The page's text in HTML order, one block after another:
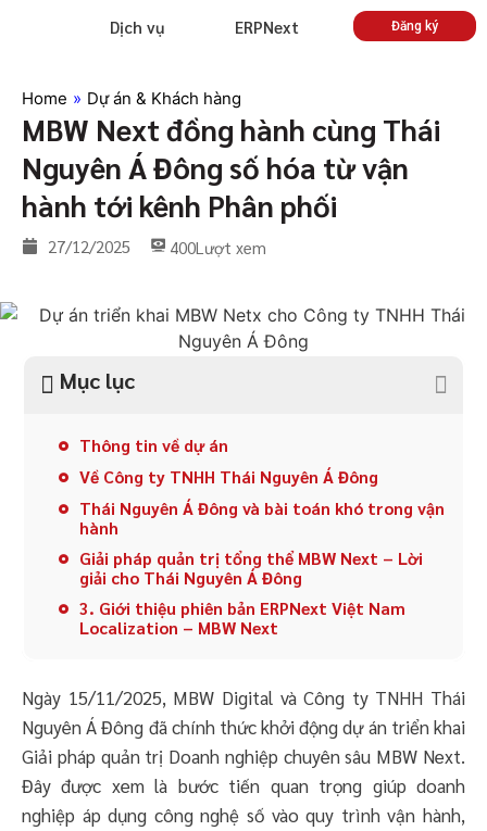
Dịch vụ ERPNext Đăng ký
Home » Dự án & Khách hàng
MBW Next đồng hành cùng Thái
Nguyên Á Đông số hóa từ vận
hành tới kênh Phân phối
27/12/2025 Lượt xem
400
Mục lục
Thông tin về dự án
Về Công ty TNHH Thái Nguyên Á Đông
Thái Nguyên Á Đông và bài toán khó trong vận
hành
Giải pháp quản trị tổng thể MBW Next – Lời
giải cho Thái Nguyên Á Đông
3. Giới thiệu phiên bản ERPNext Việt Nam
Localization – MBW Next
Ngày 15/11/2025, MBW Digital và Công ty TNHH Thái
Nguyên Á Đông đã chính thức khởi động dự án triển khai
Giải pháp quản trị Doanh nghiệp chuyên sâu MBW Next.
Đây được xem là bước tiến quan trọng giúp doanh
nghiệp áp dụng công nghệ số vào quy trình vận hành,